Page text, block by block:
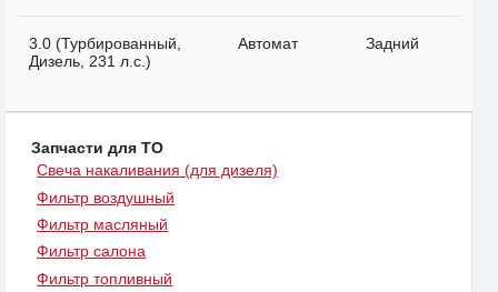
3.0 (Турбированный,
Дизель, 231 л.с.)
Автомат Задний
Запчасти для ТО
Свеча накаливания (для дизеля)
Фильтр воздушный
Фильтр масляный
Фильтр салона
Фильтр топливный